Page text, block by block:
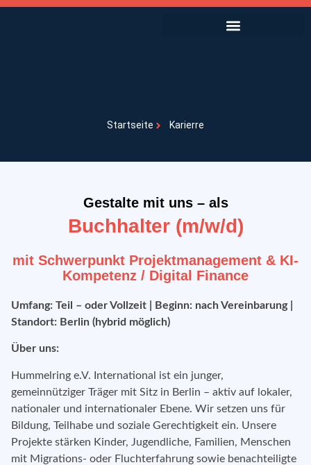
Startseite Karierre
Gestalte mit uns – als
Buchhalter (m/w/d)
mit Schwerpunkt Projektmanagement & KI-
Kompetenz / Digital Finance
Umfang: Teil – oder Vollzeit | Beginn: nach Vereinbarung |
Standort: Berlin (hybrid möglich)
Über uns:
Hummelring e.V. International ist ein junger,
gemeinnütziger Träger mit Sitz in Berlin – aktiv auf lokaler,
nationaler und internationaler Ebene. Wir setzen uns für
Bildung, Teilhabe und soziale Gerechtigkeit ein. Unsere
Projekte stärken Kinder, Jugendliche, Familien, Menschen
mit Migrations- oder Fluchterfahrung sowie benachteiligte